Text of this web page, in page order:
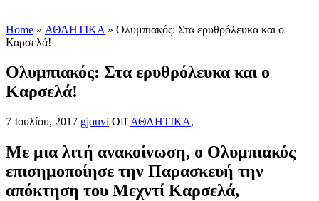
Home » ΑΘΛΗΤΙΚΑ » Ολυμπιακός: Στα ερυθρόλευκα και ο
Καρσελά!
Ολυμπιακός: Στα ερυθρόλευκα και ο
Καρσελά!
7 Ιουλίου, 2017 gjouvi Off ΑΘΛΗΤΙΚΑ,
Με μια λιτή ανακοίνωση, ο Ολυμπιακός
επισημοποίησε την Παρασκευή την
απόκτηση του Μεχντί Καρσελά,